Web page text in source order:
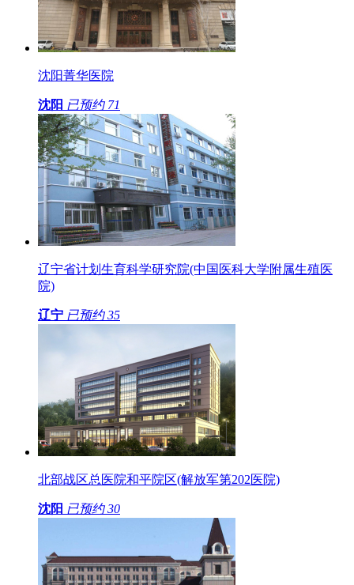
沈阳菁华医院
沈阳 已预约 71
辽宁省计划生育科学研究院(中国医科大学附属生殖医
院)
辽宁 已预约 35
北部战区总医院和平院区(解放军第202医院)
沈阳 已预约 30